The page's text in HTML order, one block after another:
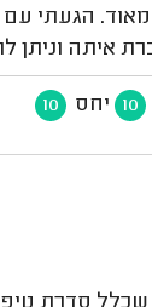
הגעתי עם
איתה וניתן
10 יחס 10